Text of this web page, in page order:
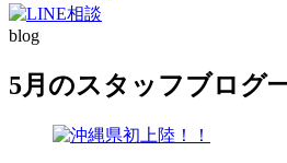
blog
5月のスタッフブログ